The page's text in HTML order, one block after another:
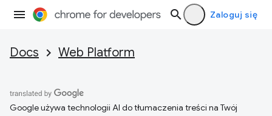
Zaloguj się
Docs Web Platform
Google używa technologii AI do tłumaczenia treści na Twój